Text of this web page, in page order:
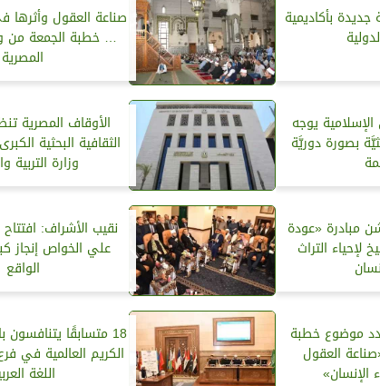
بأكاديمية
صناعة العقول وأثرها
… خطبة الجمعة من
المصرية
الإسلامية يوجه
بصورة دوريَّة
الأوقاف المصرية
الثقافية البحثية
وزارة التربية
مبادرة «عودة
لإحياء التراث
نقيب الأشراف:
علي الخواص إنجاز
الواقع
موضوع خطبة
العقول
الإنسان»
18 متسابقًا يتنافسون
الكريم العالمية في
اللغة